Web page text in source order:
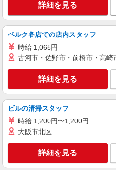
サポート＆送迎
時給1600円
通費全支給(ガソ
千葉市稲毛区
キープ
株式会社kotrio /●CB-H-2160632
稲毛★デイサー
運転できればOK
時給1500円
千葉市稲毛
キープ
詳細を見る
ベルク各店での店内スタッフ
時給 1,065円
古河市・佐野市・前橋市・高
詳細を見る
ビルの清掃スタッフ
時給 1,200円〜1,200円
大阪市北区
詳細を見る